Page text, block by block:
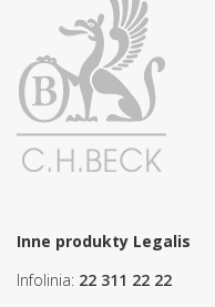
Inne produkty Legalis
Infolinia: 22 311 22 22